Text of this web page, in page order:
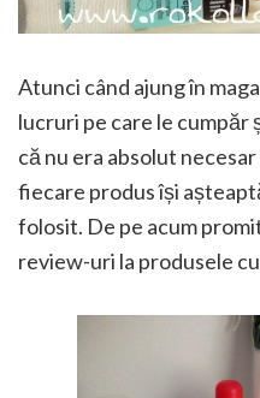
Atunci când ajung în
lucruri pe care le cumpăr
că nu era absolut
fiecare produs își
folosit. De pe acum
review-uri la produsele